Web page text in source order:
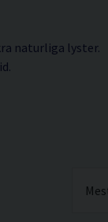
naturliga lyster.